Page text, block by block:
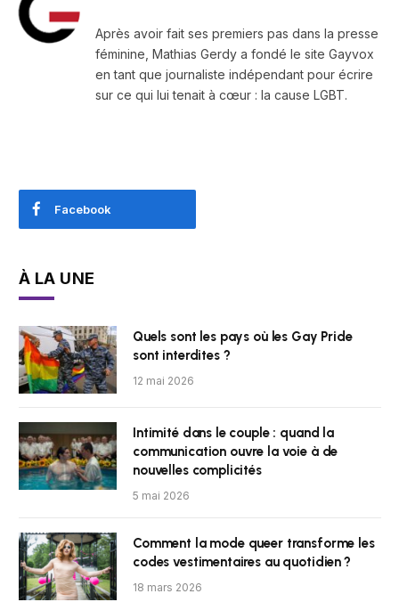
Après avoir fait ses premiers pas dans la presse
féminine, Mathias Gerdy a fondé le site Gayvox
en tant que journaliste indépendant pour écrire
sur ce qui lui tenait à cœur : la cause LGBT.
Facebook
À LA UNE
Quels sont les pays où les Gay Pride
sont interdites ?
12 mai 2026
Intimité dans le couple : quand la
communication ouvre la voie à de
nouvelles complicités
5 mai 2026
Comment la mode queer transforme les
codes vestimentaires au quotidien ?
18 mars 2026